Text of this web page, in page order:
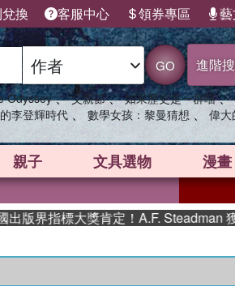
換 客服中心 領券專區
GO 進階
Odyssey 、 父親節 、 如果歷史是一群喵 、
李登輝時代 、 數學女孩：黎曼猜想 、 偉大
親子 文具選物 漫畫
版界指標大獎肯定！A.F. Steadman 獲